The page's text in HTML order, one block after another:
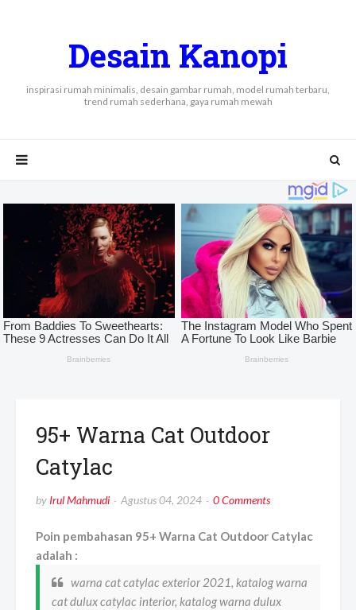
Desain Kanopi
inspirasi rumah minimalis, desain gambar rumah, model rumah terbaru,
trend rumah sederhana, gaya rumah mewah
95+ Warna Cat Outdoor
Catylac
by Irul Mahmudi Agustus 04, 2024 0 Comments
Poin pembahasan 95+ Warna Cat Outdoor Catylac
adalah :
warna cat catylac exterior 2021, katalog warna
cat dulux catylac interior, katalog warna dulux